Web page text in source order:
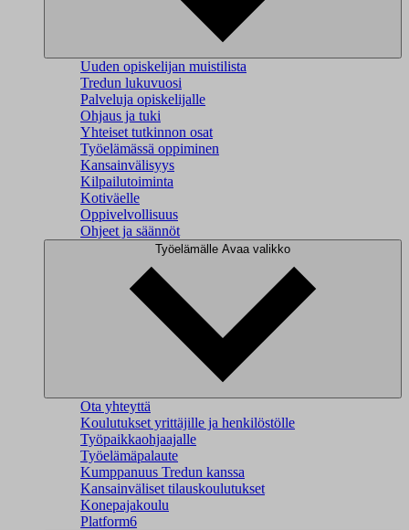
Uuden opiskelijan muistilista
Tredun lukuvuosi
Palveluja opiskelijalle
Ohjaus ja tuki
Yhteiset tutkinnon osat
Työelämässä oppiminen
Kansainvälisyys
Kilpailutoiminta
Kotiväelle
Oppivelvollisuus
Ohjeet ja säännöt
Työelämälle Avaa valikko
Ota yhteyttä
Koulutukset yrittäjille ja henkilöstölle
Työpaikkaohjaajalle
Työelämäpalaute
Kumppanuus Tredun kanssa
Kansainväliset tilauskoulutukset
Konepajakoulu
Platform6